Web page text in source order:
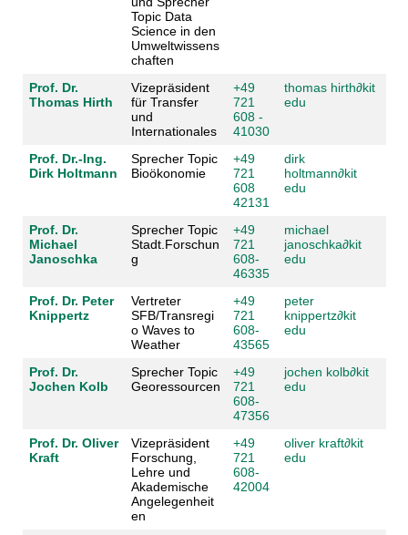
Topic Data
Science in den
Umweltwissens
chaften
Prof. Dr.
Thomas Hirth
Vizepräsident
für Transfer
und
Internationales
+49
721
608 -
41030
thomas hirth∂kit
edu
Prof. Dr.-Ing.
Dirk Holtmann
Sprecher Topic
Bioökonomie
+49
721
608
42131
dirk
holtmann∂kit
edu
Prof. Dr.
Michael
Janoschka
Sprecher Topic
Stadt.Forschun
g
+49
721
608-
46335
michael
janoschka∂kit
edu
Prof. Dr. Peter
Knippertz
Vertreter
SFB/Transregi
o Waves to
Weather
+49
721
608-
43565
peter
knippertz∂kit
edu
Prof. Dr.
Jochen Kolb
Sprecher Topic
Georessourcen
+49
721
608-
47356
jochen kolb∂kit
edu
Prof. Dr. Oliver
Kraft
Vizepräsident
Forschung,
Lehre und
Akademische
Angelegenheit
en
+49
721
608-
42004
oliver kraft∂kit
edu